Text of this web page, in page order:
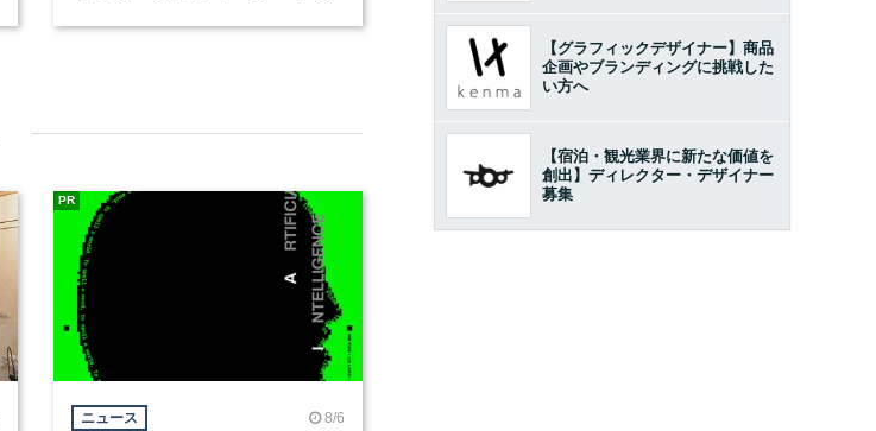
ニュース 8/6
PR
【グラフィックデザイナー】商品
企画やブランディングに挑戦した
い方へ
【宿泊・観光業界に新たな価値を
創出】ディレクター・デザイナー
募集